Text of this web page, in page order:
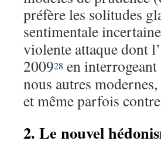
préfère les solitudes
sentimentale incertaine
violente attaque dont
200928 en
nous autres
et même parfois
2. Le nouvel